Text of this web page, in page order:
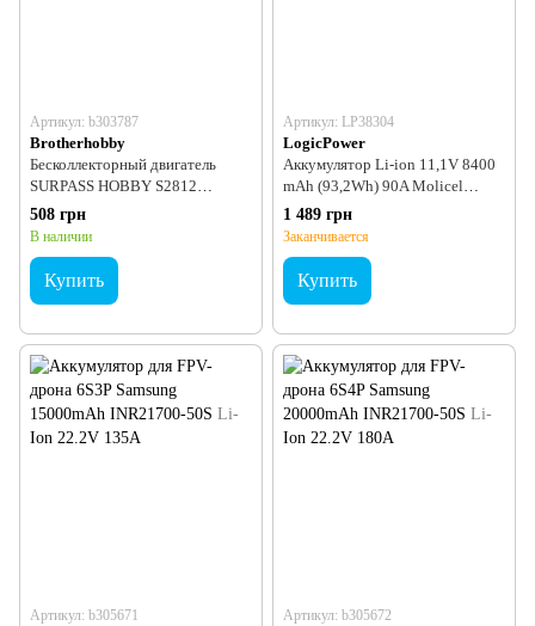
Артикул: b303787
Brotherhobby
Бесколлекторный двигатель
SURPASS HOBBY S2812
1100KV для дрона
квадрокоптера FPV
508 грн
В наличии
Купить
Артикул: LP38304
LogicPower
Аккумулятор Li-ion 11,1V 8400
mAh (93,2Wh) 90A Molicel
Высокотоковый 3S2P
1 489 грн
Заканчивается
Купить
Артикул: b305671 Артикул: b305672